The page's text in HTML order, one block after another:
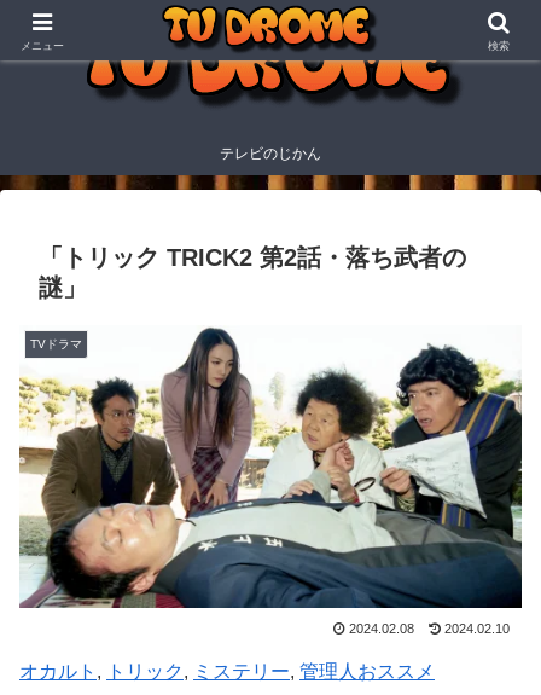
テレビのじかん
「トリック TRICK2 第2話・落ち武者の
謎」
TVドラマ
2024.02.08 2024.02.10
オカルト , トリック, ミステリー, 管理人おススメ
メニュー 検索